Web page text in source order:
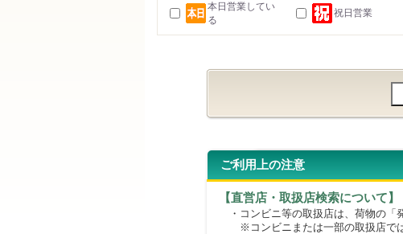
本日営業してい
る
祝日営業
ご利用上の注意
【直営店・取扱店検索について】
・コンビニ等の取扱店は、荷物の「
※コンビニまたは一部の取扱店では